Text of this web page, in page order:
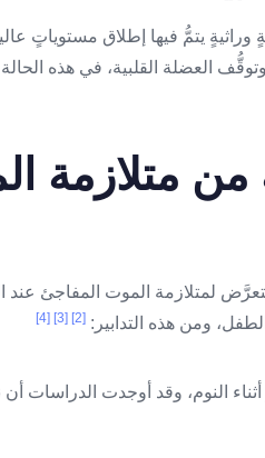
يتمُّ فيها إطلاق مستوياتٍ
العضلة القلبية، في هذه
من متلازمة
لمتلازمة الموت المفاجئ عند
ومن هذه التدابير: [2]
[3]
[4]
النوم، وقد أوجدت